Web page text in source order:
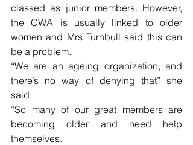
classed as junior members. However,
the CWA is usually linked to older
women and Mrs Turnbull said this can
be a problem.
“We are an ageing organization, and
there’s no way of denying that” she
said.
“So many of our great members are
becoming older and need help
themselves.